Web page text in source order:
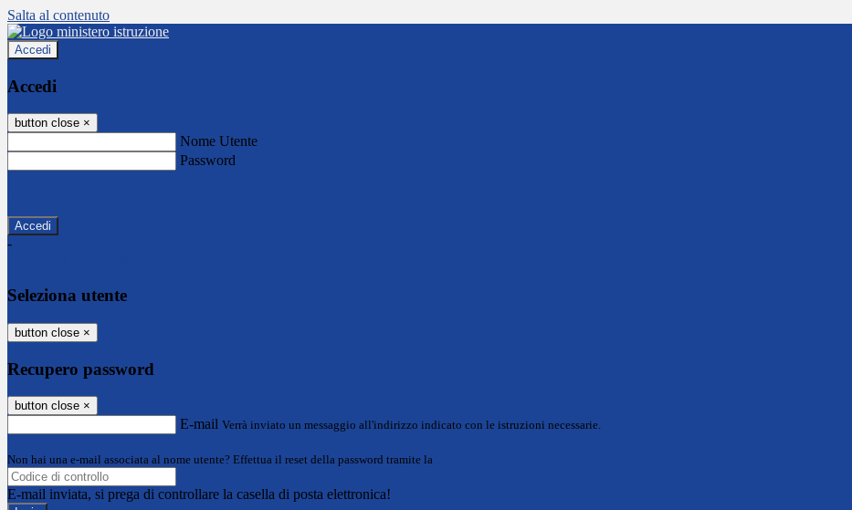
Salta al contenuto
Accedi
Accedi
button close ×
Nome Utente
Password
-
Seleziona utente
button close ×
Recupero password
button close ×
E-mail Verrà inviato un messaggio all'indirizzo indicato con le istruzioni necessarie.
Non hai una e-mail associata al nome utente? Effettua il reset della password tramite la
E-mail inviata, si prega di controllare la casella di posta elettronica!